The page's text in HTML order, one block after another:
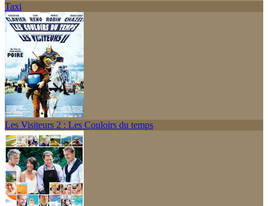
Taxi
Les Visiteurs 2 : Les Couloirs du temps